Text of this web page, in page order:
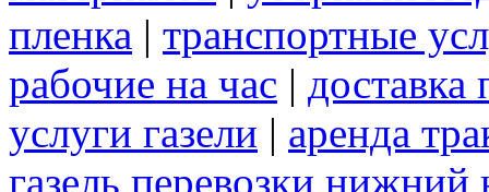
пленка | транспортные
рабочие на час |
услуги газели | аренда
газель перевозки нижний